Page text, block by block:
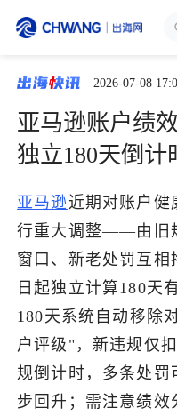
跨境展会
出海服务
出海资讯
跨境报告
出海导航
出海交流群
2026-07-08
亚马逊账户绩
独立180天倒计
亚马逊 近期对账户健
行重大调整——由旧
窗口、新老处罚互
日起独立计算180天
180天系统自动移除
户评级"，新违规仅
规倒计时，多条处罚
步回升；需注意绩效